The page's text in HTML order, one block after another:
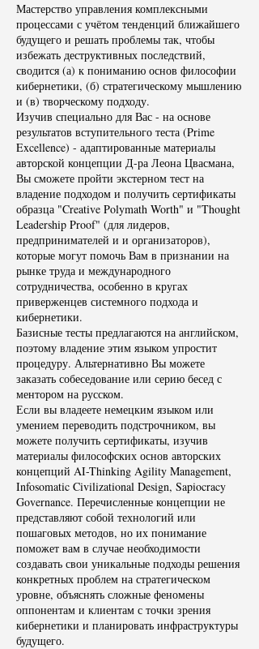
Мастерство управления комплексными
процессами с учётом тенденций ближайшего
будущего и решать проблемы так, чтобы
избежать деструктивных последствий,
сводится (а) к пониманию основ философии
кибернетики, (б) стратегическому мышлению
и (в) творческому подходу.
Изучив специально для Вас - на основе
результатов вступительного теста (Prime
Excellence) - адаптированные материалы
авторской концепции Д-ра Леона Цвасмана,
Вы сможете пройти экстерном тест на
владение подходом и получить сертификаты
образца "Creative Polymath Worth" и "Thought
Leadership Proof" (для лидеров,
предпринимателей и и организаторов),
которые могут помочь Вам в признании на
рынке труда и международного
сотрудничества, особенно в кругах
приверженцев системного подхода и
кибернетики.
Базисные тесты предлагаются на английском,
поэтому владение этим языком упростит
процедуру. Альтернативно Вы можете
заказать собеседование или серию бесед с
ментором на русском.
Если вы владеете немецким языком или
умением переводить подстрочником, вы
можете получить сертификаты, изучив
материалы философских основ авторских
концепций AI-Thinking Agility Management,
Infosomatic Civilizational Design, Sapiocracy
Governance. Перечисленные концепции не
представляют собой технологий или
пошаговых методов, но их понимание
поможет вам в случае необходимости
создавать свои уникальные подходы решения
конкретных проблем на стратегическом
уровне, объяснять сложные феномены
оппонентам и клиентам с точки зрения
кибернетики и планировать инфраструктуры
будущего.